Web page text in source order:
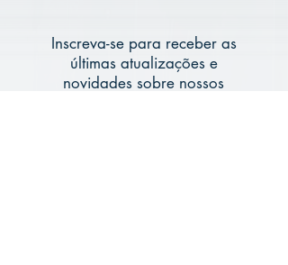
Inscreva-se para receber as
últimas atualizações e
novidades sobre nossos